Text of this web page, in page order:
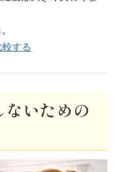
する
ないための